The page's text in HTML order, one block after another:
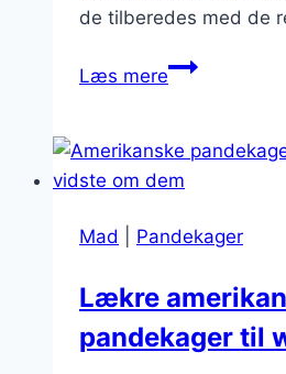
de tilberedes med de
Læs mereAmerikanske
sukker
eller
Mad
Pandekager
Lækre
pandekager til